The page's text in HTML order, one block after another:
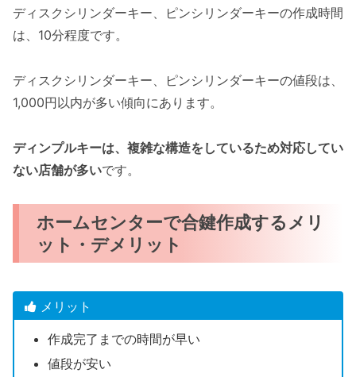
ディスクシリンダーキー、ピンシリンダーキーの作成時間
は、10分程度です。
ディスクシリンダーキー、ピンシリンダーキーの値段は、
1,000円以内が多い傾向にあります。
ディンプルキーは、複雑な構造をしているため対応してい
ない店舗が多いです。
ホームセンターで合鍵作成するメリ
ット・デメリット
メリット
作成完了までの時間が早い
値段が安い